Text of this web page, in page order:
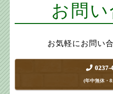
お問
お気軽にお問い
0237-
(年中無休・